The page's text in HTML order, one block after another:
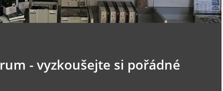
- vyzkoušejte si pořádné